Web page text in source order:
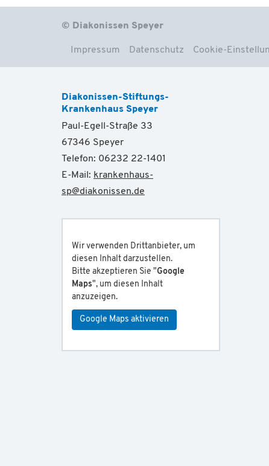
© Diakonissen Speyer
Impressum Datenschutz Cookie-
Diakonissen-Stiftungs-
Krankenhaus Speyer
Paul-Egell-Straße 33
67346 Speyer
Telefon: 06232 22-1401
E-Mail: krankenhaus-
sp@diakonissen.de
Wir verwenden Drittanbieter, um
diesen Inhalt darzustellen.
Bitte akzeptieren Sie "Google
Maps", um diesen Inhalt
anzuzeigen.
Google Maps aktivieren